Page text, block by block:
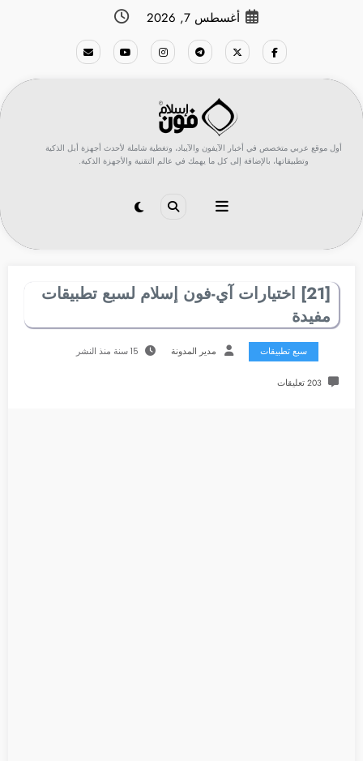
أغسطس 7, 2026
أول موقع عربي متخصص في أخبار الآيفون والآيباد، وتغطية شاملة لأحدث أجهزة أبل الذكية
وتطبيقاتها، بالإضافة إلى كل ما يهمك في عالم التقنية والأجهزة الذكية.
[21] اختيارات آي-فون إسلام لسبع تطبيقات
مفيدة
سبع تطبيقات مدير المدونة 15 سنة منذ النشر
203 تعليقات